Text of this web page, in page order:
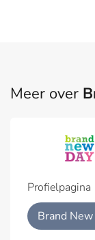
Meer over
Profielpagina
Brand